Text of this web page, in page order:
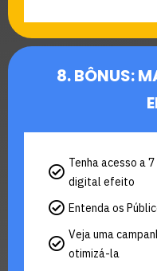
8. BÔNUS:
Tenha acesso a
digital efeito
Entenda os
Veja uma
otimizá-la